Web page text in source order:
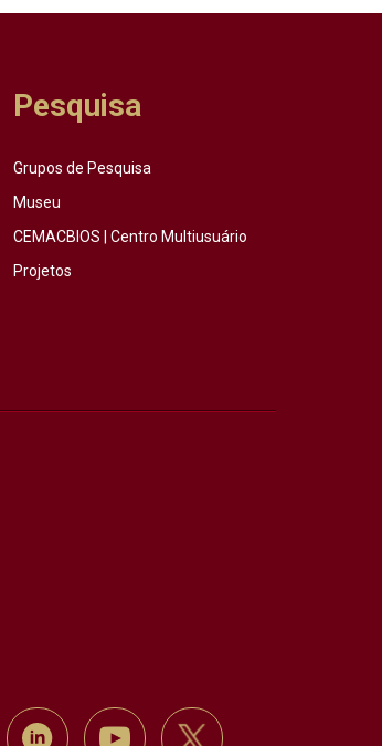
Pesquisa
Grupos de Pesquisa
Museu
CEMACBIOS | Centro Multiusuário
Projetos